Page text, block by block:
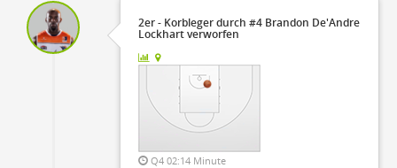
2er - Korbleger durch #4 Brandon De'Andre
Lockhart verworfen
Q4 02:14 Minute